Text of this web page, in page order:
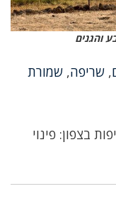
והגנים
, שריפה, שמורת
בצפון: פינוי